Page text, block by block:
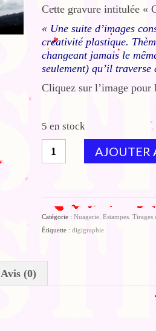
Cette gravure intitulée «
« Une suite d’images
créativité plastique.
changeant jamais le
seulement) qu’il traverse
Cliquez sur l’image pour
5 en stock
quantité
de
AJOUTER
Catégorie : Nuagerie. Estampes. Tirages
Étiquette : digigraphie
Avis (0)